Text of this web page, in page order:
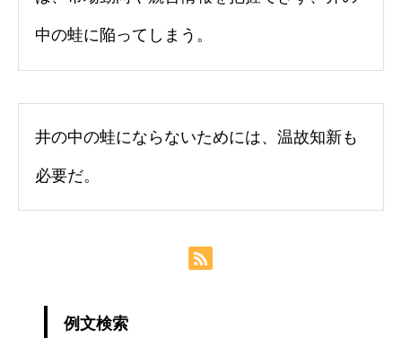
中の蛙に陥ってしまう。
井の中の蛙にならないためには、温故知新も
必要だ。
例文検索